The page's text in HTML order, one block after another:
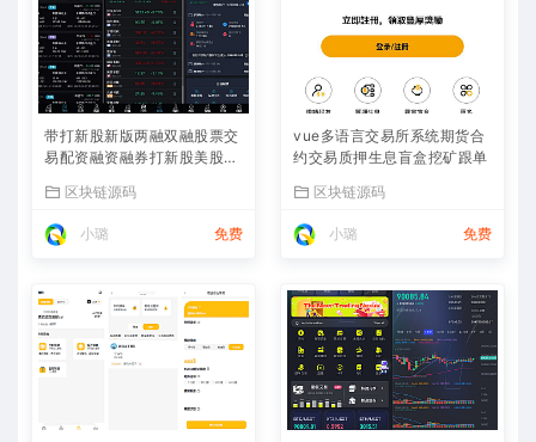
带打新股新版两融双融股票交
易配资融资融券打新股美股港
区块链源码
小璐 免费
vue多语言交易所系统期货合
约交易质押生息盲盒挖矿跟单
区块链源码
小璐 免费